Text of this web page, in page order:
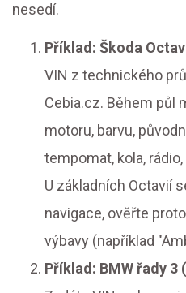
nesedí.
Příklad: Škoda
VIN z technického
Cebia.cz. Během půl
motoru, barvu,
tempomat, kola,
U základních Octavií
navigace, ověřte
výbavy (například
Příklad: BMW řady 3